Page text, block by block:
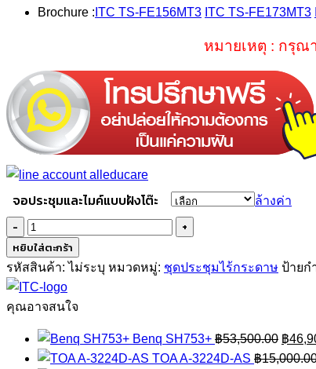
Brochure : ITC TS-FE156MT3 ITC TS-FE173MT3
หมายเหตุ : กรุณ
จอประชุมและไมค์แบบฝังโต๊ะ ล้างค่า
จำนวน
ITC
TS-
FE156MT3
ชิ้น
หยิบใส่ตะกร้า
รหัสสินค้า:ไม่ระบุ หมวดหมู่: ชุดประชุมไร้กระดาษ ป้ายก
คุณอาจสนใจ
Benq SH753+ ฿53,500.00
price
฿
TOA A-3224D-AS ฿